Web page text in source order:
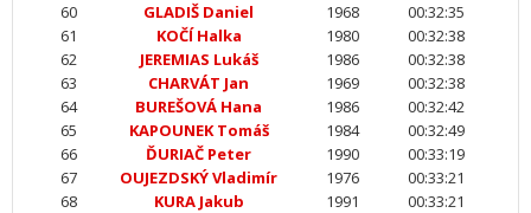
60
GLADIŠ Daniel 1968
00:32:35
61
KOČÍ Halka 1980
00:32:38
62
JEREMIAS Lukáš 1986
00:32:38
63
CHARVÁT Jan 1969
00:32:38
64
BUREŠOVÁ Hana 1986
00:32:42
65
KAPOUNEK Tomáš 1984
00:32:49
66
ĎURIAČ Peter 1990
00:33:19
67
OUJEZDSKÝ Vladimír 1976
00:33:21
68
KURA Jakub 1991
00:33:21